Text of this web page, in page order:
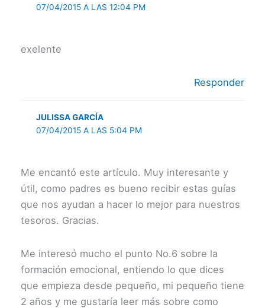
07/04/2015 A LAS 12:04 PM
exelente
Responder
JULISSA GARCÍA
07/04/2015 A LAS 5:04 PM
Me encantó este artículo. Muy interesante y
útil, como padres es bueno recibir estas guías
que nos ayudan a hacer lo mejor para nuestros
tesoros. Gracias.
Me interesó mucho el punto No.6 sobre la
formación emocional, entiendo lo que dices
que empieza desde pequeño, mi pequeño tiene
2 años y me gustaría leer más sobre como